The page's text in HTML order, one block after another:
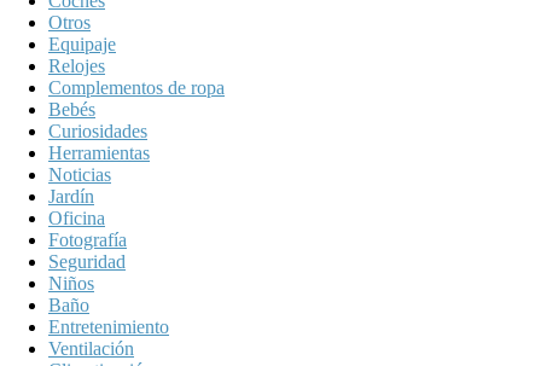
Otros
Equipaje
Relojes
Complementos de ropa
Bebés
Curiosidades
Herramientas
Noticias
Jardín
Oficina
Fotografía
Seguridad
Niños
Baño
Entretenimiento
Ventilación